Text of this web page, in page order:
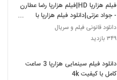
فیلم هزارپا HD|فیلم هزارپا رضا عطارن
- جواد عزتی|دانلود فیلم هزارپا با
کیفیت بالا
دانلود قانونی فیلم و سریال
۳۴۹ بازدید
دانلود فیلم سینمایی هزارپا 3 ساعت
کامل با کیفیت 4k